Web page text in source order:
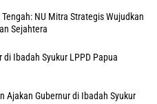
NU Mitra Strategis Wujudkan
Sejahtera
Ajakan Gubernur di Ibadah Syukur